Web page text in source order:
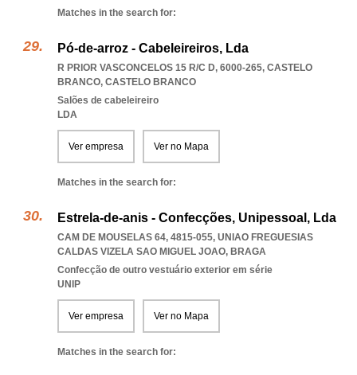
Matches in the search for:
Pó-de-arroz - Cabeleireiros, Lda
R PRIOR VASCONCELOS 15 R/C D, 6000-265, CASTELO
BRANCO, CASTELO BRANCO
Salões de cabeleireiro
LDA
Ver empresa Ver no Mapa
Matches in the search for:
Estrela-de-anis - Confecções, Unipessoal, Lda
CAM DE MOUSELAS 64, 4815-055, UNIAO FREGUESIAS
CALDAS VIZELA SAO MIGUEL JOAO, BRAGA
Confecção de outro vestuário exterior em série
UNIP
Ver empresa Ver no Mapa
Matches in the search for: